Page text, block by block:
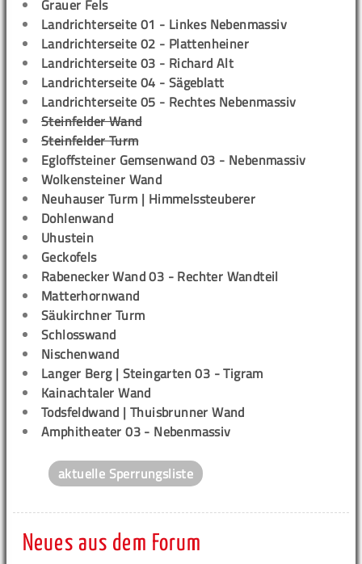
Grauer Fels
Landrichterseite 01 - Linkes Nebenmassiv
Landrichterseite 02 - Plattenheiner
Landrichterseite 03 - Richard Alt
Landrichterseite 04 - Sägeblatt
Landrichterseite 05 - Rechtes Nebenmassiv
Steinfelder Wand
Steinfelder Turm
Egloffsteiner Gemsenwand 03 - Nebenmassiv
Wolkensteiner Wand
Neuhauser Turm | Himmelssteuberer
Dohlenwand
Uhustein
Geckofels
Rabenecker Wand 03 - Rechter Wandteil
Matterhornwand
Säukirchner Turm
Schlosswand
Nischenwand
Langer Berg | Steingarten 03 - Tigram
Kainachtaler Wand
Todsfeldwand | Thuisbrunner Wand
Amphitheater 03 - Nebenmassiv
aktuelle Sperrungsliste
Neues aus dem Forum